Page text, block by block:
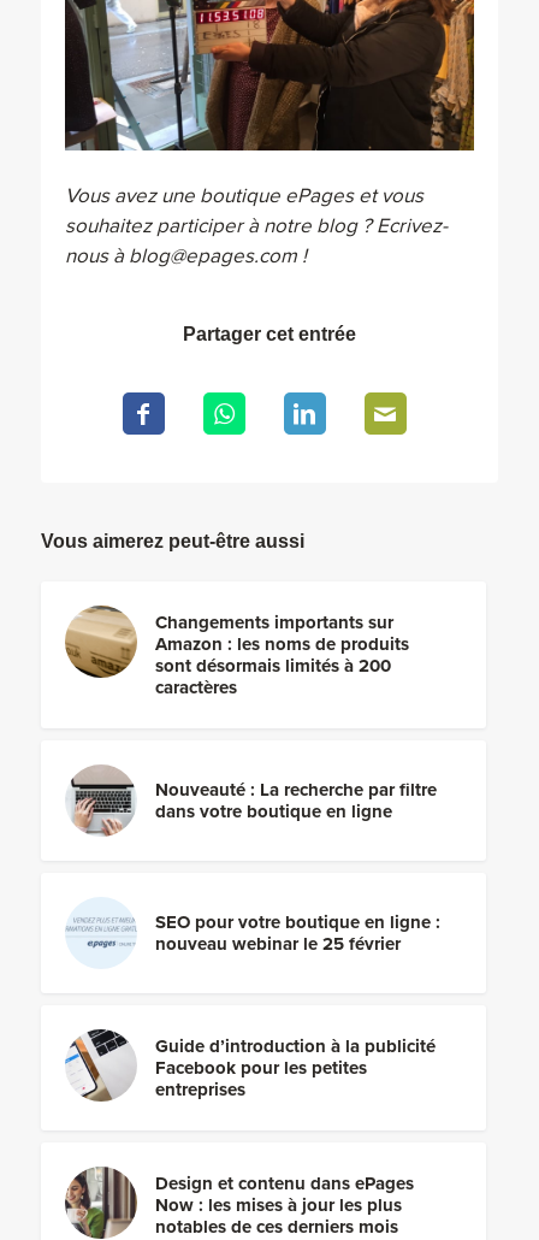
Vous avez une boutique ePages et vous
souhaitez participer à notre blog ? Ecrivez-
nous à blog@epages.com !
Partager cet entrée
Vous aimerez peut-être aussi
Changements importants sur
Amazon : les noms de produits
sont désormais limités à 200
caractères
Nouveauté : La recherche par filtre
dans votre boutique en ligne
SEO pour votre boutique en ligne :
nouveau webinar le 25 février
Guide d’introduction à la publicité
Facebook pour les petites
entreprises
Design et contenu dans ePages
Now : les mises à jour les plus
notables de ces derniers mois